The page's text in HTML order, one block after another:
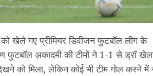
को खेले गए प्रीमियर डिवीजन फुटबॉल लीग के
फुटबॉल अकादमी की टीमों ने 1-1 से ड्रॉ
को मिला, लेकिन कोई भी टीम गोल करने